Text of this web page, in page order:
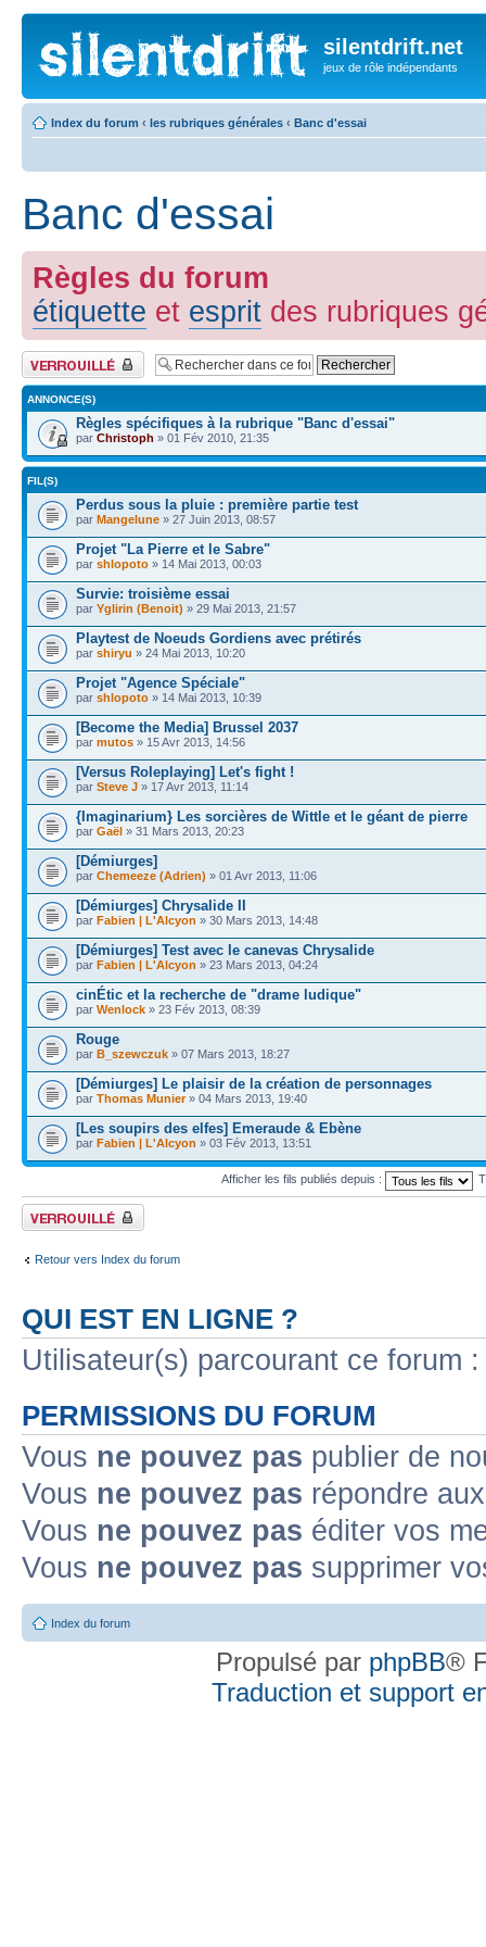
silentdrift.net
jeux de rôle indépendants
Index du forum ‹ les rubriques générales ‹ Banc d'essai
Banc d'essai
Règles du forum
étiquette et esprit des rubriques
Forum verrouillé
ANNONCE(S)
Règles spécifiques à la rubrique "Banc d'essai"
par Christoph » 01 Fév 2010, 21:35
FIL(S)
Perdus sous la pluie : première partie test
par Mangelune » 27 Juin 2013, 08:57
Projet "La Pierre et le Sabre"
par shlopoto » 14 Mai 2013, 00:03
Survie: troisième essai
par Yglirin (Benoit) » 29 Mai 2013, 21:57
Playtest de Noeuds Gordiens avec prétirés
par shiryu » 24 Mai 2013, 10:20
Projet "Agence Spéciale"
par shlopoto » 14 Mai 2013, 10:39
[Become the Media] Brussel 2037
par mutos » 15 Avr 2013, 14:56
[Versus Roleplaying] Let's fight !
par Steve J » 17 Avr 2013, 11:14
{Imaginarium} Les sorcières de Wittle et le géant de pierre
par Gaël » 31 Mars 2013, 20:23
[Démiurges]
par Chemeeze (Adrien) » 01 Avr 2013, 11:06
[Démiurges] Chrysalide II
par Fabien | L'Alcyon » 30 Mars 2013, 14:48
[Démiurges] Test avec le canevas Chrysalide
par Fabien | L'Alcyon » 23 Mars 2013, 04:24
cinÉtic et la recherche de "drame ludique"
par Wenlock » 23 Fév 2013, 08:39
Rouge
par B_szewczuk » 07 Mars 2013, 18:27
[Démiurges] Le plaisir de la création de personnages
par Thomas Munier» 04 Mars 2013, 19:40
[Les soupirs des elfes] Emeraude & Ebène
par Fabien | L'Alcyon » 03 Fév 2013, 13:51
Afficher les fils publiés depuis :
Forum verrouillé
Retour vers Index du forum
QUI EST EN LIGNE ?
Utilisateur(s) parcourant ce forum
PERMISSIONS DU FORUM
Vous ne pouvez pas publier de
Vous ne pouvez pas répondre
Vous ne pouvez pas éditer vos
Vous ne pouvez pas supprimer
Index du forum
Propulsé par phpBB®
Traduction et support